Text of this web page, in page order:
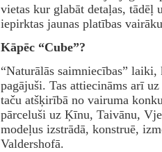
vietas kur glabāt detaļas, tādēļ
iepirktas jaunas platības
Kāpēc “Cube”?
“Naturālās saimniecības”
pagājuši. Tas attiecināms arī
taču atšķirībā no vairuma
pārceluši uz Ķīnu, Taivānu,
modeļus izstrādā, konstruē,
Valdershofā.